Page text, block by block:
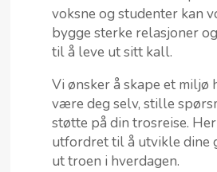
voksne og studenter kan
bygge sterke relasjoner
til å leve ut sitt kall.
Vi ønsker å skape et miljø
være deg selv, stille
støtte på din trosreise.
utfordret til å utvikle dine
ut troen i hverdagen.